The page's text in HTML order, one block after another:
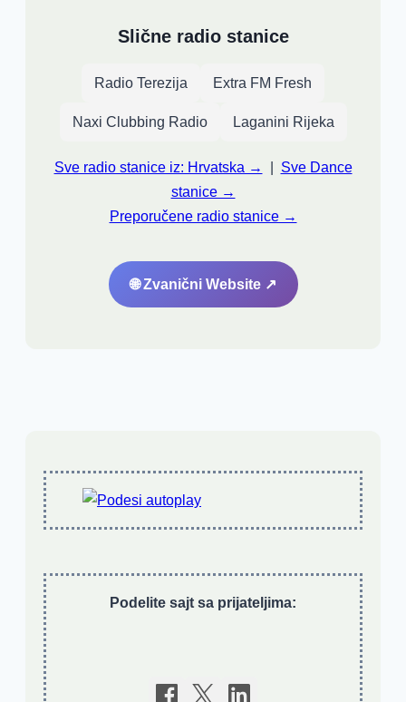
Slične radio stanice
Radio Terezija Extra FM Fresh
Naxi Clubbing Radio Laganini Rijeka
Sve radio stanice iz: Hrvatska →
Sve Dance
stanice →
Preporučene radio stanice →
🌐 Zvanični Website ↗
Podelite sajt sa prijateljima: